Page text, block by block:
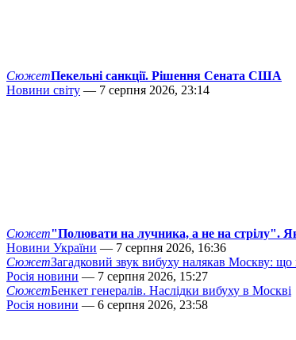
СюжетПекельні санкції. Рішення Сената США
Новини світу — 7 серпня 2026, 23:14
Сюжет"Полювати на лучника, а не на стрілу".
Новини України — 7 серпня 2026, 16:36
СюжетЗагадковий звук вибуху налякав Москву: що
Росія новини — 7 серпня 2026, 15:27
СюжетБенкет генералів. Наслідки вибуху в Москві
Росія новини — 6 серпня 2026, 23:58